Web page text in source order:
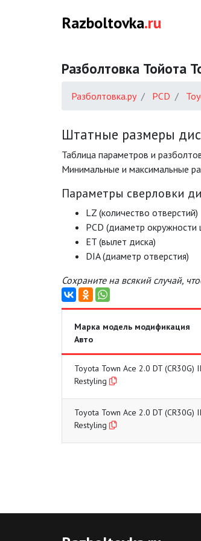
Razboltovka.ru
Разболтовка Тойота
Разболтовка.ру PCD
Штатные размеры
Таблица параметров и
Минимальные и максимальные
Параметры сверловки
LZ (количество отверстий)
PCD (диаметр окружности
ET (вылет диска)
DIA (диаметр отверстия)
Сохраните на всякий случай,
Марка модель модификация
Авто
Toyota Town Ace 2.0 DT (CR30G) II
Restyling
Toyota Town Ace 2.0 DT (CR30G) II
Restyling